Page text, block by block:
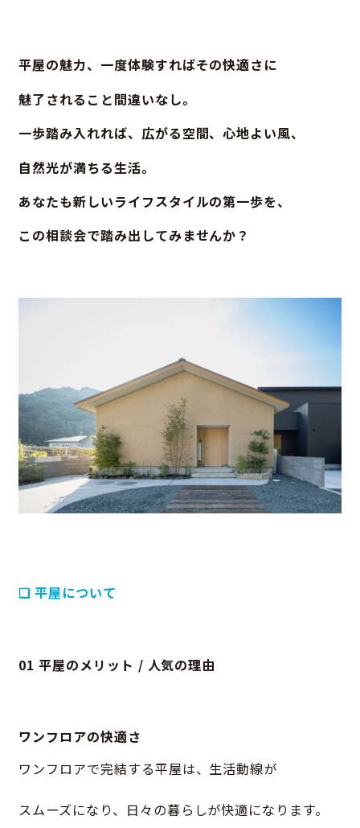
平屋の魅力、一度体験すればその快適さに
魅了されること間違いなし。
一歩踏み入れれば、広がる空間、心地よい風、
自然光が満ちる生活。
あなたも新しいライフスタイルの第一歩を、
この相談会で踏み出してみませんか？
❑ 平屋について
01 平屋のメリット / 人気の理由
ワンフロアの快適さ
ワンフロアで完結する平屋は、生活動線が
スムーズになり、日々の暮らしが快適になります。